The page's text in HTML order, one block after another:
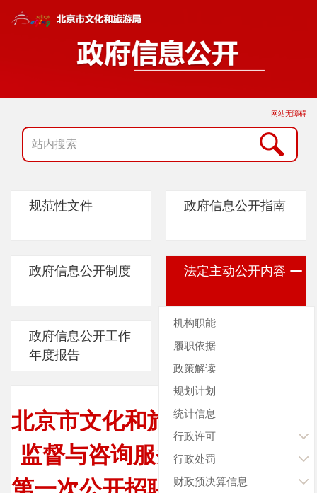
网站无障碍
规范性文件 政府信息公开指南
政府信息公开制度 法定主动公开内容
机构职能
履职依据
政策解读
规划计划
统计信息
行政许可
行政处罚
财政预决算信息
政府信息公开工作
年度报告
北京市文化和旅游局市场质量
监督与咨询服务中心2026年